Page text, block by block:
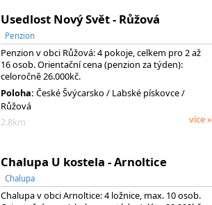
Usedlost Nový Svět - Růžová
Penzion
Penzion v obci Růžová: 4 pokoje, celkem pro 2 až
16 osob. Orientační cena (penzion za týden):
celoročně 26.000kč.
Poloha: České Švýcarsko / Labské pískovce/
Růžová
2.8km
více »
Chalupa U kostela - Arnoltice
Chalupa
Chalupa v obci Arnoltice: 4 ložnice, max. 10 osob.